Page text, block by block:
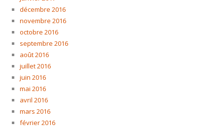
décembre 2016
novembre 2016
octobre 2016
septembre 2016
août 2016
juillet 2016
juin 2016
mai 2016
avril 2016
mars 2016
février 2016